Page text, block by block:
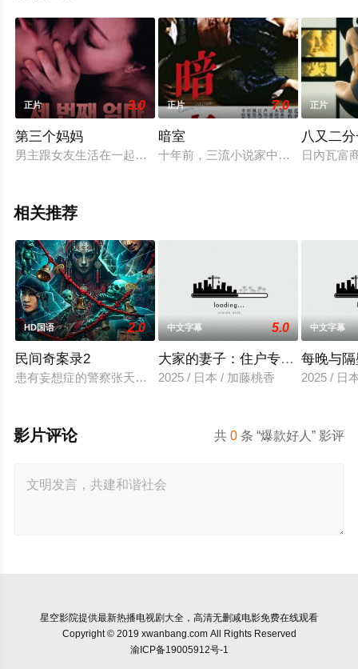
平台了解。
正片 3.0
第三个妈妈
男主跟女友生活在一起，一天，一位穿着老土的女人来到家里
正片 7.0
暗室
十年前，三流小说家中田修一（清水
正片
八又二
日內瓦富
相关推荐
HD国语 2.0
民间奇案录2
患有妄想症的警察张天盛遇上一起离奇的神像杀人事件，勘案过
中文字幕 5.0
大家的妻子：住户专用洞口
2025 / 日本 / 加藤桃香
中文字幕
每晚与
2025 / 日
共0 条 “爆款好人” 影评
影片评论
星空影院提供最新热播电视剧大全，高清无删减电影免费在线观看
Copyright © 2019 xwanbang.com All Rights Reserved
渝ICP备19005912号-1